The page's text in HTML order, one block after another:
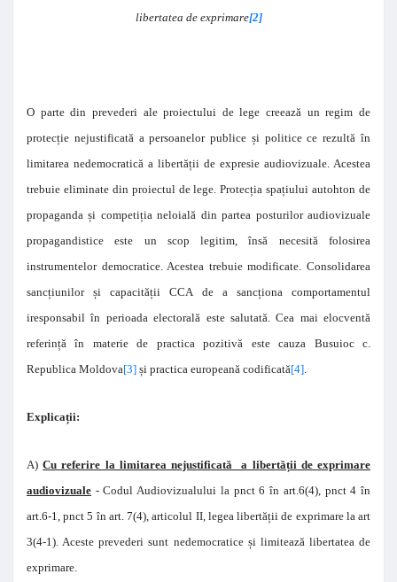
libertatea de exprimare[2]
O parte din prevederi ale proiectului de lege creează un regim de
protecție nejustificată a persoanelor publice și politice ce rezultă în
limitarea nedemocratică a libertății de expresie audiovizuale. Acestea
trebuie eliminate din proiectul de lege. Protecția spațiului autohton de
propaganda și competiția neloială din partea posturilor audiovizuale
propagandistice este un scop legitim, însă necesită folosirea
instrumentelor democratice. Acestea trebuie modificate. Consolidarea
sancțiunilor și capacității CCA de a sancționa comportamentul
iresponsabil în perioada electorală este salutată. Cea mai elocventă
referință în materie de practica pozitivă este cauza Busuioc c.
Republica Moldova[3] și practica europeană codificată[4].
Explicații:
A)Cu referire la limitarea nejustificată a libertății de exprimare
audiovizuale - Codul Audiovizualului la pnct 6 în art.6(4), pnct 4 în
art.6-1, pnct 5 în art. 7(4), articolul II, legea libertății de exprimare la art
3(4-1). Aceste prevederi sunt nedemocratice și limitează libertatea de
exprimare.